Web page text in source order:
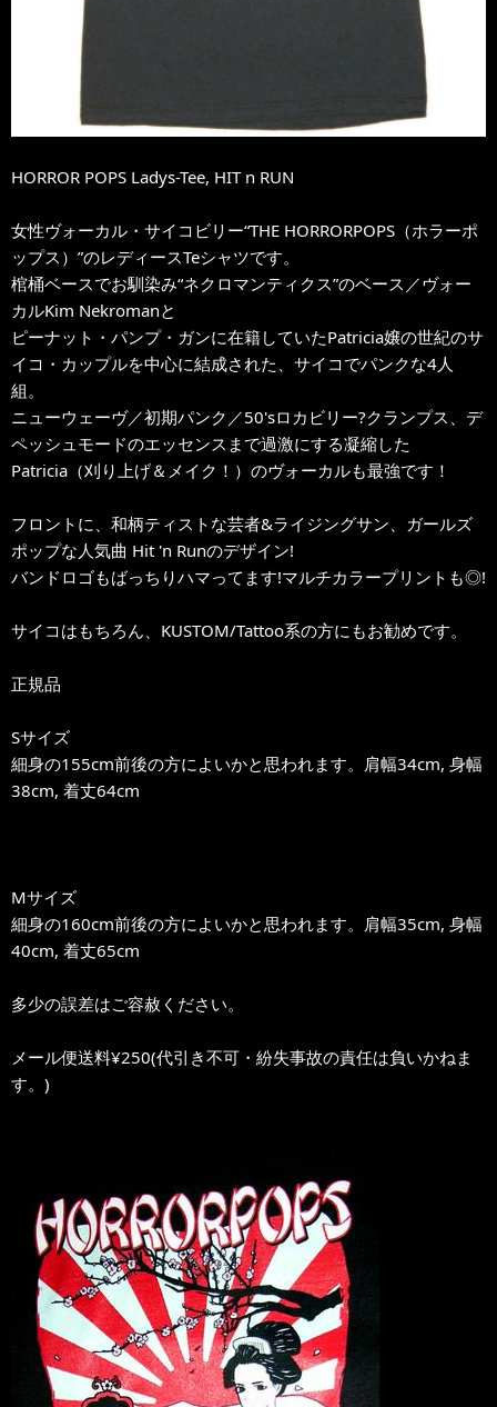
HORROR POPS Ladys-Tee, HIT n RUN
女性ヴォーカル・サイコビリー“THE HORRORPOPS（ホラーポ
ップス）”のレディースTeシャツです。
棺桶ベースでお馴染み“ネクロマンティクス”のベース／ヴォー
カルKim Nekromanと
ピーナット・パンプ・ガンに在籍していたPatricia嬢の世紀のサ
イコ・カップルを中心に結成された、サイコでパンクな4人
組。
ニューウェーヴ／初期パンク／50'sロカビリー?クランプス、デ
ペッシュモードのエッセンスまで過激にする凝縮した
Patricia（刈り上げ＆メイク！）のヴォーカルも最強です！
フロントに、和柄ティストな芸者&ライジングサン、ガールズ
ポップな人気曲 Hit 'n Runのデザイン!
バンドロゴもばっちりハマってます!マルチカラープリントも◎!
サイコはもちろん、KUSTOM/Tattoo系の方にもお勧めです。
正規品
Sサイズ
細身の155cm前後の方によいかと思われます。肩幅34cm, 身幅
38cm, 着丈64cm
Mサイズ
細身の160cm前後の方によいかと思われます。肩幅35cm, 身幅
40cm, 着丈65cm
多少の誤差はご容赦ください。
メール便送料¥250(代引き不可・紛失事故の責任は負いかねま
す。)